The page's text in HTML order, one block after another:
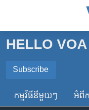
គេហទំព័រ​
រំលង​
កម្ពុជា
អន្តរជាតិ
ចិន
HELLO VOA
Subscribe
កម្មវិធី​នីមួយៗ អំពី​ក